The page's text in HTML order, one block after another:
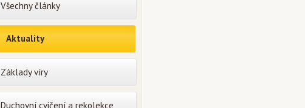
Všechny články
Aktuality
Základy víry
Duchovní cvičení a rekolekce